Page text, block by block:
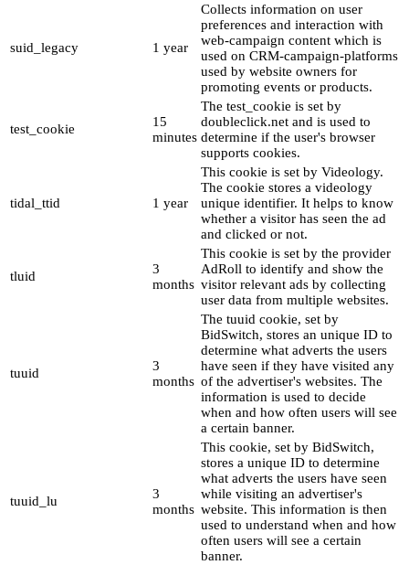
suid_legacy 1 year
Collects information on user
preferences and interaction with
web-campaign content which is
used on CRM-campaign-platforms
used by website owners for
promoting events or products.
test_cookie
15
minutes
The test_cookie is set by
doubleclick.net and is used to
determine if the user's browser
supports cookies.
tidal_ttid 1 year
This cookie is set by Videology.
The cookie stores a videology
unique identifier. It helps to know
whether a visitor has seen the ad
and clicked or not.
tluid
3
months
This cookie is set by the provider
AdRoll to identify and show the
visitor relevant ads by collecting
user data from multiple websites.
tuuid
3
months
The tuuid cookie, set by
BidSwitch, stores an unique ID to
determine what adverts the users
have seen if they have visited any
of the advertiser's websites. The
information is used to decide
when and how often users will see
a certain banner.
tuuid_lu
3
months
This cookie, set by BidSwitch,
stores a unique ID to determine
what adverts the users have seen
while visiting an advertiser's
website. This information is then
used to understand when and how
often users will see a certain
banner.